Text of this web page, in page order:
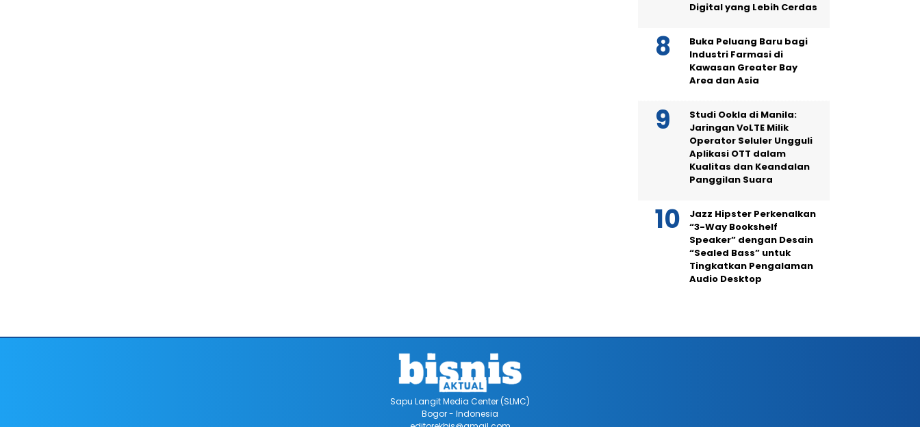
Digital yang Lebih Cerdas
Buka Peluang Baru bagi
Industri Farmasi di
Kawasan Greater Bay
Area dan Asia
Studi Ookla di Manila:
Jaringan VoLTE Milik
Operator Seluler Ungguli
Aplikasi OTT dalam
Kualitas dan Keandalan
Panggilan Suara
Jazz Hipster Perkenalkan
“3-Way Bookshelf
Speaker” dengan Desain
“Sealed Bass” untuk
Tingkatkan Pengalaman
Audio Desktop
Sapu Langit Media Center (SLMC)
Bogor - Indonesia